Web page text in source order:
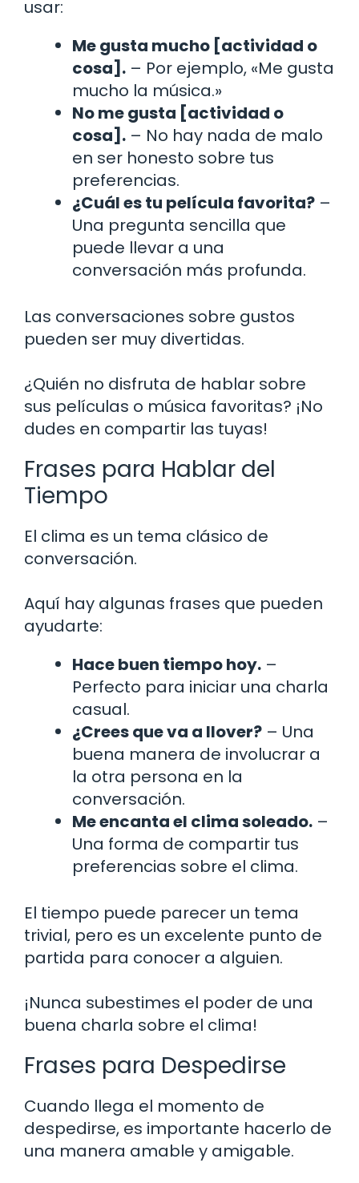
usar:
Me gusta mucho [actividad o
cosa]. – Por ejemplo, «Me gusta
mucho la música.»
No me gusta [actividad o
cosa]. – No hay nada de malo
en ser honesto sobre tus
preferencias.
¿Cuál es tu película favorita? –
Una pregunta sencilla que
puede llevar a una
conversación más profunda.
Las conversaciones sobre gustos
pueden ser muy divertidas.
¿Quién no disfruta de hablar sobre
sus películas o música favoritas? ¡No
dudes en compartir las tuyas!
Frases para Hablar del
Tiempo
El clima es un tema clásico de
conversación.
Aquí hay algunas frases que pueden
ayudarte:
Hace buen tiempo hoy. –
Perfecto para iniciar una charla
casual.
¿Crees que va a llover? – Una
buena manera de involucrar a
la otra persona en la
conversación.
Me encanta el clima soleado. –
Una forma de compartir tus
preferencias sobre el clima.
El tiempo puede parecer un tema
trivial, pero es un excelente punto de
partida para conocer a alguien.
¡Nunca subestimes el poder de una
buena charla sobre el clima!
Frases para Despedirse
Cuando llega el momento de
despedirse, es importante hacerlo de
una manera amable y amigable.